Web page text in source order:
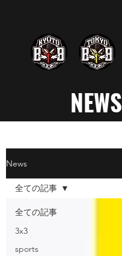
NEWS
News
全ての記事
3x3
sports
全ての記事